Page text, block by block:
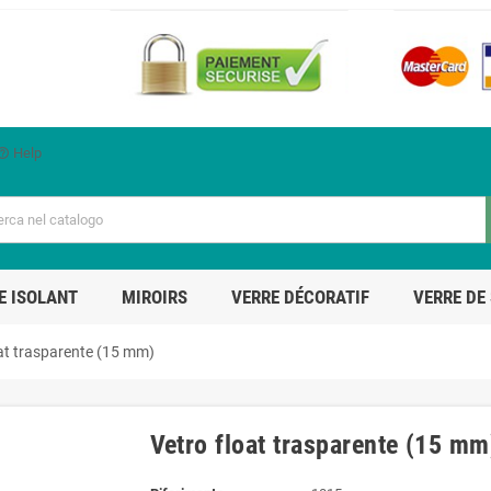
Help
ISOLANT MIROIRS VERRE DÉCORATIF VERRE
trasparente (15 mm)
Vetro float trasparente (15